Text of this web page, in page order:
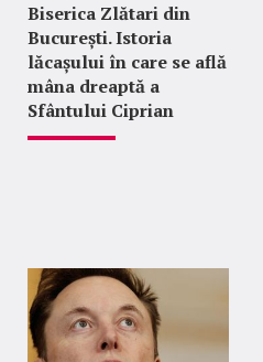
Biserica Zlătari din
București. Istoria
lăcașului în care se află
mâna dreaptă a
Sfântului Ciprian